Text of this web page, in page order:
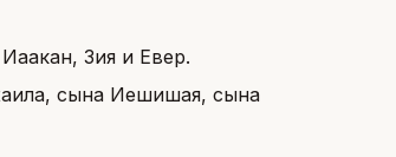
Зия и Евер.
сына Иешишая, сына